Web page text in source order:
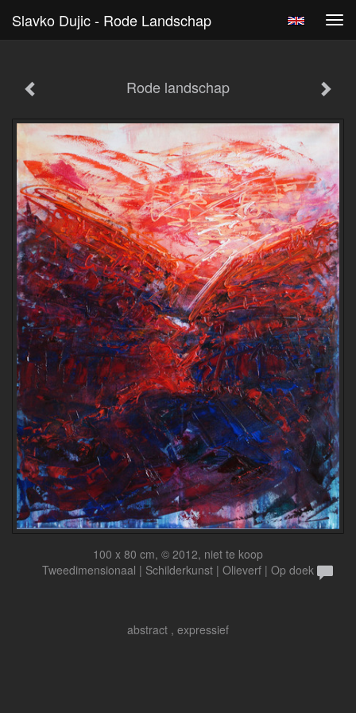
Slavko Dujic - Rode Landschap
Rode landschap
100 x 80 cm, © 2012, niet te koop
Tweedimensionaal | Schilderkunst | Olieverf | Op doek
abstract , expressief